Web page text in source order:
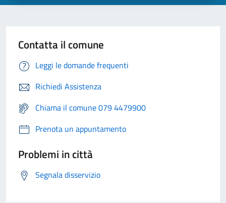
Contatta il comune
Leggi le domande frequenti
Richiedi Assistenza
Chiama il comune 079 4479900
Prenota un appuntamento
Problemi in città
Segnala disservizio